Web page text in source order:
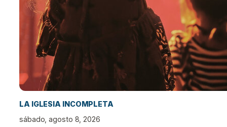
LA IGLESIA INCOMPLETA
sábado, agosto 8, 2026